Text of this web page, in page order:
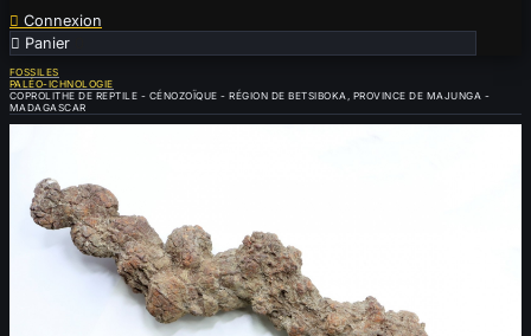
 Connexion
 Panier
FOSSILES
PALÉO-ICHNOLOGIE
COPROLITHE DE REPTILE - CÉNOZOÏQUE - RÉGION DE BETSIBOKA, PROVINCE DE MAJUNGA -
MADAGASCAR